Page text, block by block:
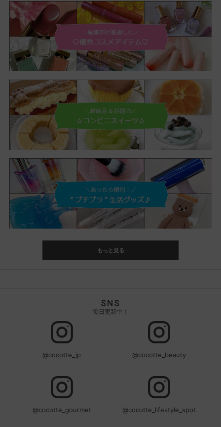
もっと見る
SNS
毎日更新中！
@cocotte_jp @cocotte_beauty
@cocotte_gourmet @cocotte_lifestyle_spot